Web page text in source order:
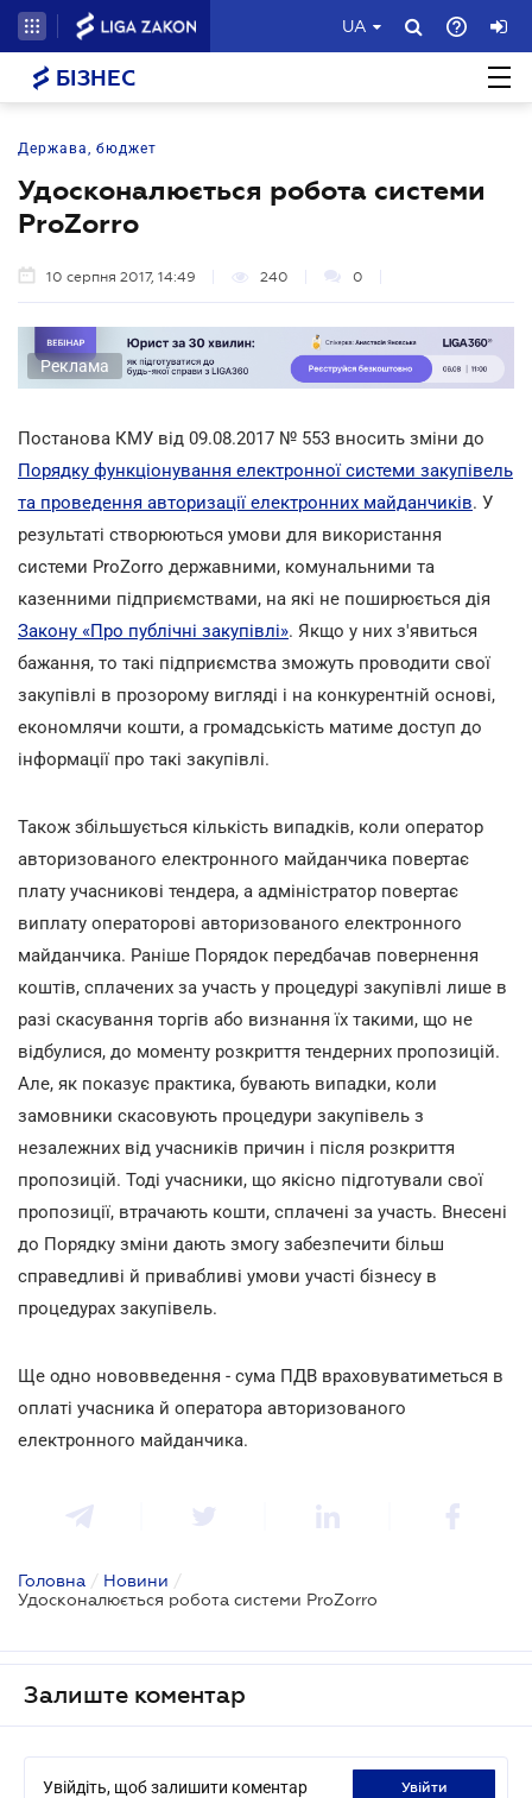
UA
БІЗНЕС
Держава, бюджет
Удосконалюється робота системи
ProZorro
10 серпня 2017, 14:49 240 0
Реклама
Постанова КМУ від 09.08.2017 № 553 вносить зміни до
Порядку функціонування електронної системи закупівель
та проведення авторизації електронних майданчиків. У
результаті створюються умови для використання
системи ProZorro державними, комунальними та
казенними підприємствами, на які не поширюється дія
Закону «Про публічні закупівлі». Якщо у них з'явиться
бажання, то такі підприємства зможуть проводити свої
закупівлі в прозорому вигляді і на конкурентній основі,
економлячи кошти, а громадськість матиме доступ до
інформації про такі закупівлі.
Також збільшується кількість випадків, коли оператор
авторизованого електронного майданчика повертає
плату учасникові тендера, а адміністратор повертає
виплату операторові авторизованого електронного
майданчика. Раніше Порядок передбачав повернення
коштів, сплачених за участь у процедурі закупівлі лише в
разі скасування торгів або визнання їх такими, що не
відбулися, до моменту розкриття тендерних пропозицій.
Але, як показує практика, бувають випадки, коли
замовники скасовують процедури закупівель з
незалежних від учасників причин і після розкриття
пропозицій. Тоді учасники, що якісно підготували свої
пропозиції, втрачають кошти, сплачені за участь. Внесені
до Порядку зміни дають змогу забезпечити більш
справедливі й привабливі умови участі бізнесу в
процедурах закупівель.
Ще одно нововведення - сума ПДВ враховуватиметься в
оплаті учасника й оператора авторизованого
електронного майданчика.
Головна / Новини /
Удосконалюється робота системи ProZorro
Залиште коментар
Увійдіть, щоб залишити коментар увійти